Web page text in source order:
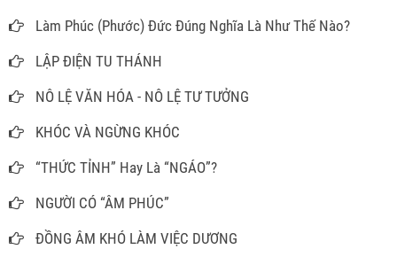
Làm Phúc (Phước) Đức Đúng Nghĩa Là Như Thế Nào?
LẬP ĐIỆN TU THÁNH
NÔ LỆ VĂN HÓA - NÔ LỆ TƯ TƯỞNG
KHÓC VÀ NGỪNG KHÓC
“THỨC TỈNH” Hay Là “NGÁO”?
NGƯỜI CÓ “ÂM PHÚC”
ĐỒNG ÂM KHÓ LÀM VIỆC DƯƠNG